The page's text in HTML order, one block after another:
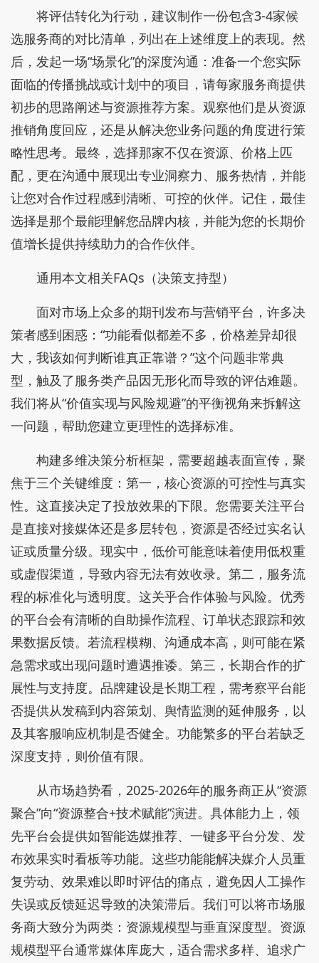
将评估转化为行动，建议制作一份包含3-4家候
选服务商的对比清单，列出在上述维度上的表现。然
后，发起一场“场景化”的深度沟通：准备一个您实际
面临的传播挑战或计划中的项目，请每家服务商提供
初步的思路阐述与资源推荐方案。观察他们是从资源
推销角度回应，还是从解决您业务问题的角度进行策
略性思考。最终，选择那家不仅在资源、价格上匹
配，更在沟通中展现出专业洞察力、服务热情，并能
让您对合作过程感到清晰、可控的伙伴。记住，最佳
选择是那个最能理解您品牌内核，并能为您的长期价
值增长提供持续助力的合作伙伴。
通用本文相关FAQs（决策支持型）
面对市场上众多的期刊发布与营销平台，许多决
策者感到困惑：“功能看似都差不多，价格差异却很
大，我该如何判断谁真正靠谱？”这个问题非常典
型，触及了服务类产品因无形化而导致的评估难题。
我们将从“价值实现与风险规避”的平衡视角来拆解这
一问题，帮助您建立更理性的选择标准。
构建多维决策分析框架，需要超越表面宣传，聚
焦于三个关键维度：第一，核心资源的可控性与真实
性。这直接决定了投放效果的下限。您需要关注平台
是直接对接媒体还是多层转包，资源是否经过实名认
证或质量分级。现实中，低价可能意味着使用低权重
或虚假渠道，导致内容无法有效收录。第二，服务流
程的标准化与透明度。这关乎合作体验与风险。优秀
的平台会有清晰的自助操作流程、订单状态跟踪和效
果数据反馈。若流程模糊、沟通成本高，则可能在紧
急需求或出现问题时遭遇推诿。第三，长期合作的扩
展性与支持度。品牌建设是长期工程，需考察平台能
否提供从发稿到内容策划、舆情监测的延伸服务，以
及其客服响应机制是否健全。功能繁多的平台若缺乏
深度支持，则价值有限。
从市场趋势看，2025-2026年的服务商正从“资源
聚合”向“资源整合+技术赋能”演进。具体能力上，领
先平台会提供如智能选媒推荐、一键多平台分发、发
布效果实时看板等功能。这些功能能解决媒介人员重
复劳动、效果难以即时评估的痛点，避免因人工操作
失误或反馈延迟导致的决策滞后。我们可以将市场服
务商大致分为两类：资源规模型与垂直深度型。资源
规模型平台通常媒体库庞大，适合需求多样、追求广